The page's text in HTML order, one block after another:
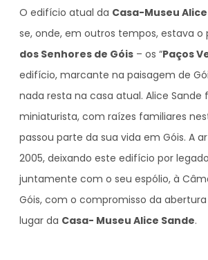
O edifício atual da Casa-Museu
se, onde, em outros tempos, estava o
dos Senhores de Góis – os “Paços
edifício, marcante na paisagem de
nada resta na casa atual. Alice Sande
miniaturista, com raízes familiares
passou parte da sua vida em Góis. A
2005, deixando este edifício por
juntamente com o seu espólio, à
Góis, com o compromisso da
lugar da Casa- Museu Alice Sande.